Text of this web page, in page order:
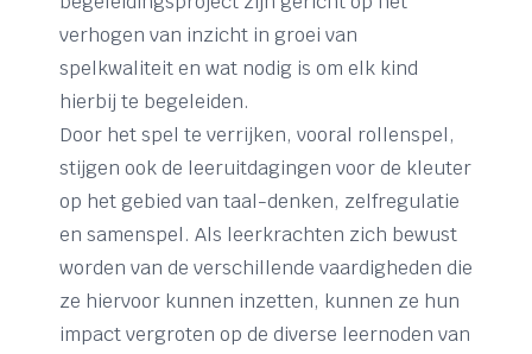
verhogen van inzicht in groei van
spelkwaliteit en wat nodig is om elk kind
hierbij te begeleiden.
Door het spel te verrijken, vooral rollenspel,
stijgen ook de leeruitdagingen voor de kleuter
op het gebied van taal-denken, zelfregulatie
en samenspel. Als leerkrachten zich bewust
worden van de verschillende vaardigheden die
ze hiervoor kunnen inzetten, kunnen ze hun
impact vergroten op de diverse leernoden van